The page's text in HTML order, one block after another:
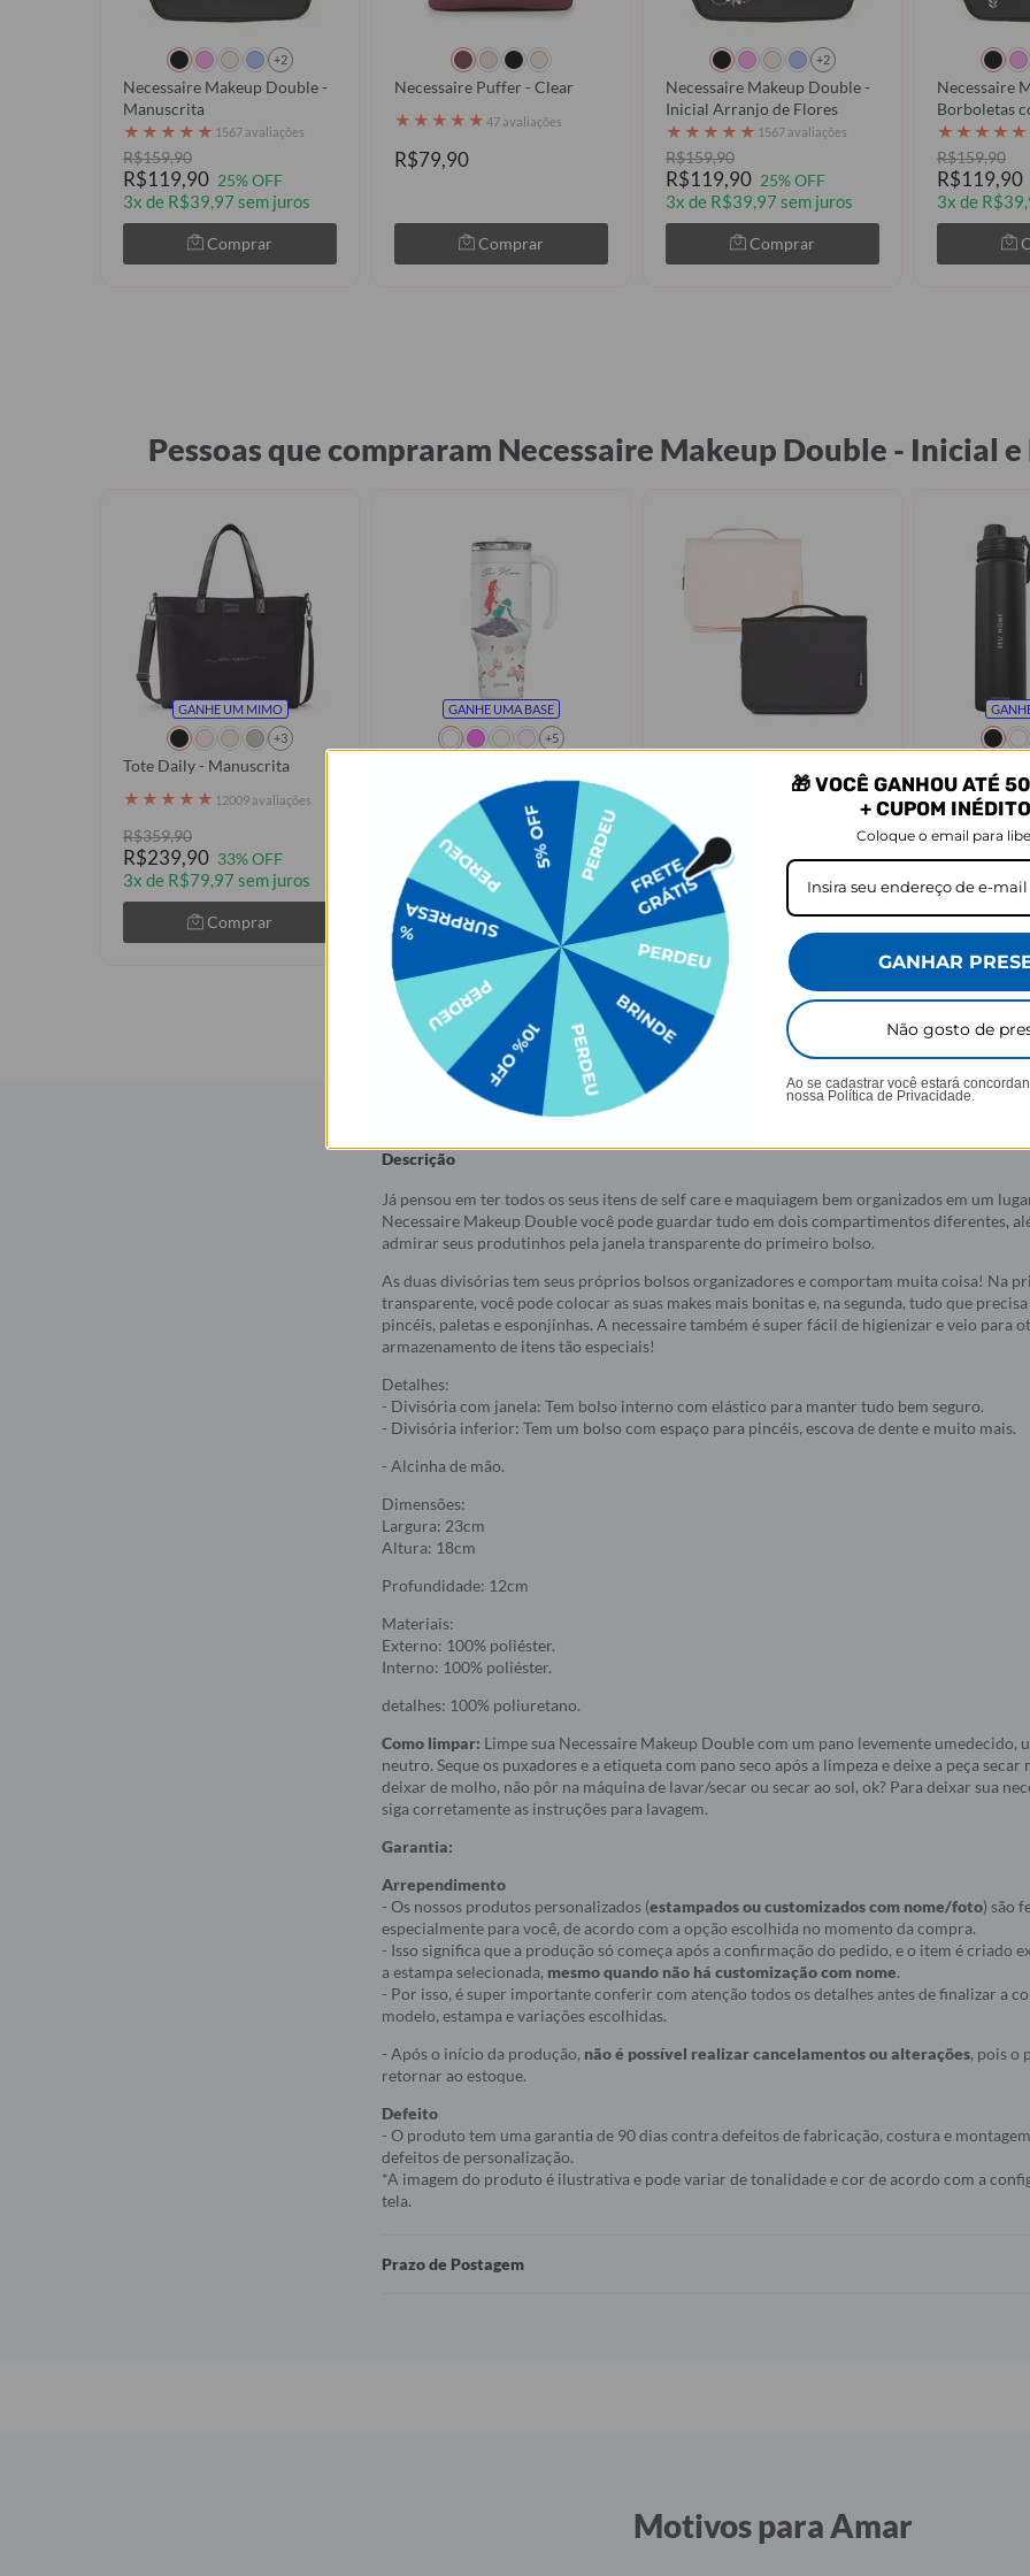
+2
Necessaire Makeup Double -
Manuscrita
★ ★ ★ ★ ★ 1567 avaliações
R$159,90
R$119,90 25% OFF
3x de R$39,97 sem juros
Comprar
Necessaire Puffer - Clear
★ ★ ★ ★ ★ 47 avaliações
R$79,90
Comprar
+2
Necessaire Makeup Double -
Inicial Arranjo de Flores
★ ★ ★ ★ ★ 1567 avaliações
R$159,90
R$119,90 25% OFF
3x de R$39,97 sem juros
Comprar
Necessaire
Borboletas
★ ★ ★ ★ ★
R$159,90
R$119,90
3x de
Pessoas que compraram Necessaire Makeup Double - Inicial
GANHE UM MIMO
+3
Tote Daily - Manuscrita
★ ★ ★ ★ ★ 12009 avaliações
R$359,90
R$239,90 33% OFF
3x de R$79,97 sem juros
Comprar
GANHE UMA BASE
+5
Princesas - Ariel Classical
★★ 7961 avaliações
R$239,90
R$219,90 8% OFF
3x de R$73,30 sem juros
Comprar
R$99,90
R$69,90 30% OFF
Comprar
Ebook -
★
★ ★★★
R$239,90
R$159,90
3x de
Descrição
Já pensou em ter todos os seus itens de self care e maquiagem bem organizados em um
Necessaire Makeup Double você pode guardar tudo em dois compartimentos diferentes,
admirar seus produtinhos pela janela transparente do primeiro bolso.
As duas divisórias tem seus próprios bolsos organizadores e comportam muita coisa! Na
transparente, você pode colocar as suas makes mais bonitas e, na segunda, tudo que
pincéis, paletas e esponjinhas. A necessaire também é super fácil de higienizar e veio para
armazenamento de itens tão especiais!
Detalhes:
- Divisória com janela: Tem bolso interno com elástico para manter tudo bem seguro.
- Divisória inferior: Tem um bolso com espaço para pincéis, escova de dente e muito mais.
- Alcinha de mão.
Dimensões:
Largura: 23cm
Altura: 18cm
Profundidade: 12cm
Materiais:
Externo: 100% poliéster.
Interno: 100% poliéster.
detalhes: 100% poliuretano.
Como limpar: Limpe sua Necessaire Makeup Double com um pano levemente umedecido,
neutro. Seque os puxadores e a etiqueta com pano seco após a limpeza e deixe a peça secar
deixar de molho, não pôr na máquina de lavar/secar ou secar ao sol, ok? Para deixar sua
siga corretamente as instruções para lavagem.
Garantia:
Arrependimento
- Os nossos produtos personalizados (estampados ou customizados com nome/foto) são
especialmente para você, de acordo com a opção escolhida no momento da compra.
- Isso significa que a produção só começa após a confirmação do pedido, e o item é criado
a estampa selecionada, mesmo quando não há customização com nome.
- Por isso, é super importante conferir com atenção todos os detalhes antes de finalizar a
modelo, estampa e variações escolhidas.
- Após o início da produção, não é possível realizar cancelamentos ou alterações, pois o
retornar ao estoque.
Defeito
- O produto tem uma garantia de 90 dias contra defeitos de fabricação, costura e
defeitos de personalização.
*A imagem do produto é ilustrativa e pode variar de tonalidade e cor de acordo com a
tela.
Prazo de Postagem
Motivos para Amar
🎁 VOCÊ GANHOU ATÉ
+ CUPOM
Coloque o email para
GANHAR
Não gosto de
Ao se cadastrar você estará
nossa Política de Privacidade.